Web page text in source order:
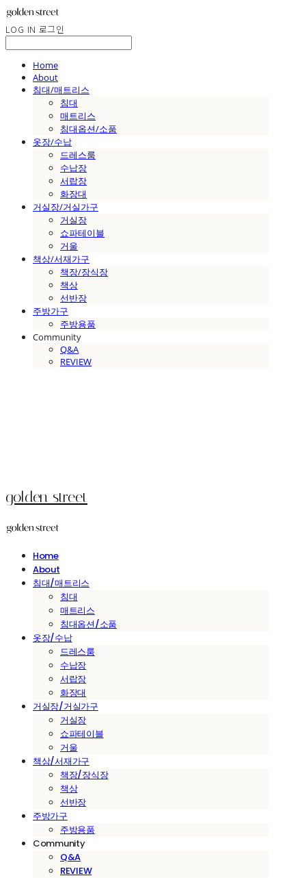
LOG IN 로그인
Home
About
침대/매트리스
침대
매트리스
침대옵션/소품
옷장/수납
드레스룸
수납장
서랍장
화장대
거실장/거실가구
거실장
쇼파테이블
거울
책상/서재가구
책장/장식장
책상
선반장
주방가구
주방용품
Community
Q&A
REVIEW
golden street
Home
About
침대/매트리스
침대
매트리스
침대옵션/소품
옷장/수납
드레스룸
수납장
서랍장
화장대
거실장/거실가구
거실장
쇼파테이블
거울
책상/서재가구
책장/장식장
책상
선반장
주방가구
주방용품
Community
Q&A
REVIEW